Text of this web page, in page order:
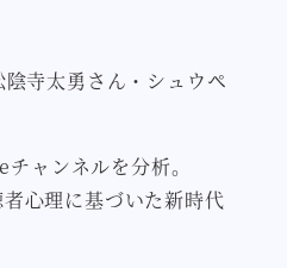
寺太勇さん・シュウペ
ャンネルを分析。
心理に基づいた新時代